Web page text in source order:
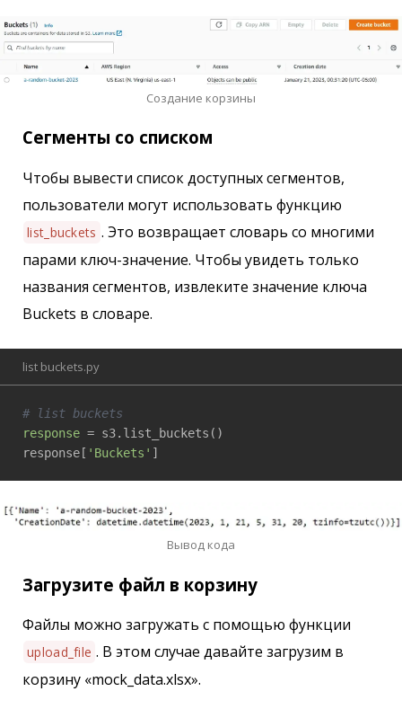
Создание корзины
Сегменты со списком
Чтобы вывести список доступных сегментов,
пользователи могут использовать функцию
list_buckets . Это возвращает словарь со многими
парами ключ-значение. Чтобы увидеть только
названия сегментов, извлеките значение ключа
Buckets в словаре.
list buckets.py
# list buckets
response = s3.list_buckets()
response[ 'Buckets' ]
Вывод кода
Загрузите файл в корзину
Файлы можно загружать с помощью функции
upload_file . В этом случае давайте загрузим в
корзину «mock_data.xlsx».